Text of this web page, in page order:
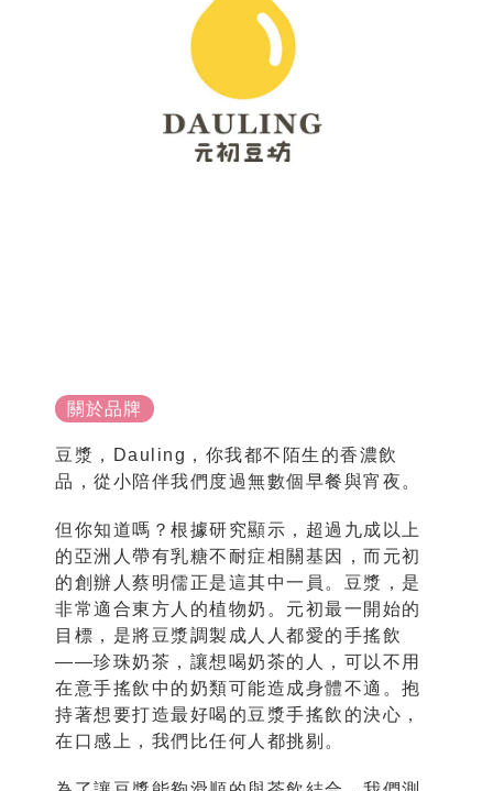
關於品牌
豆漿，Dauling，你我都不陌生的香濃飲
品，從小陪伴我們度過無數個早餐與宵夜。
但你知道嗎？根據研究顯示，超過九成以上
的亞洲人帶有乳糖不耐症相關基因，而元初
的創辦人蔡明儒正是這其中一員。豆漿，是
非常適合東方人的植物奶。元初最一開始的
目標，是將豆漿調製成人人都愛的手搖飲
——珍珠奶茶，讓想喝奶茶的人，可以不用
在意手搖飲中的奶類可能造成身體不適。抱
持著想要打造最好喝的豆漿手搖飲的決心，
在口感上，我們比任何人都挑剔。